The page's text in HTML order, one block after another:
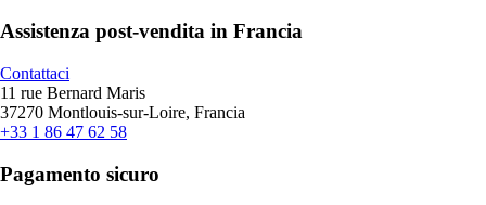
Assistenza post-vendita in Francia
Contattaci
11 rue Bernard Maris
37270 Montlouis-sur-Loire, Francia
+33 1 86 47 62 58
Pagamento sicuro